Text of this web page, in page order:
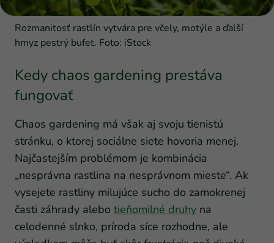
Rozmanitosť rastlín vytvára pre včely, motýle a ďalší
hmyz pestrý bufet. Foto: iStock
Kedy chaos gardening prestáva
fungovať
Chaos gardening má však aj svoju tienistú
stránku, o ktorej sociálne siete hovoria menej.
Najčastejším problémom je kombinácia
„nesprávna rastlina na nesprávnom mieste“. Ak
vysejete rastliny milujúce sucho do zamokrenej
časti záhrady alebo tieňomilné druhy na
celodenné slnko, príroda síce rozhodne, ale